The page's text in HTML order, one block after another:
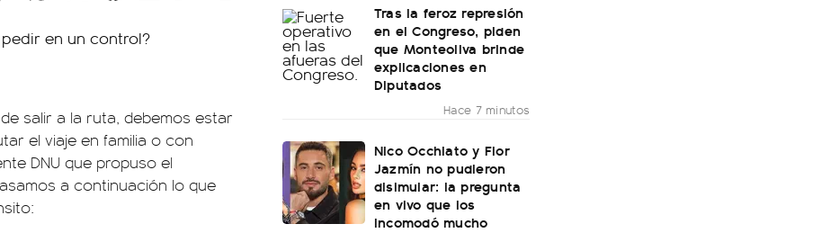
salir a la ruta, debemos estar
el viaje en familia o con
DNU que propuso el
a continuación lo que
Tras la feroz represión
en el Congreso, piden
que Monteoliva brinde
explicaciones en
Diputados
Hace 7 minutos
Nico Occhiato y Flor
Jazmín no pudieron
disimular: la pregunta
en vivo que los
incomodó mucho